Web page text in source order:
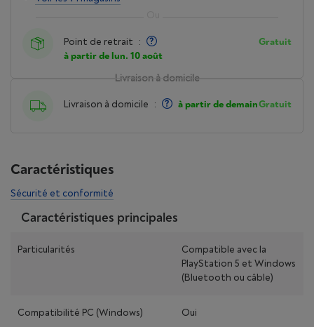
Livraison à domicile
Livraison à domicile : à partir de demainGratuit
Point de retrait :
à partir de lun. 10 août
Gratuit
Caractéristiques
Sécurité et conformité
Caractéristiques principales
Particularités
Compatible avec la
PlayStation 5 et Windows
(Bluetooth ou câble)
Compatibilité PC (Windows) Oui